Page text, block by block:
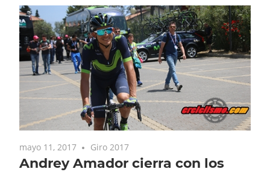
mayo 11, 2017 Giro 2017
Andrey Amador cierra con los